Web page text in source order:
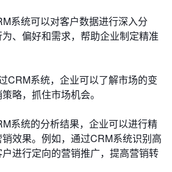
系统可以对客户数据进行深入分
、偏好和需求，帮助企业制定精准
CRM系统，企业可以了解市场的变
略，抓住市场机会。
系统的分析结果，企业可以进行精
效果。例如，通过CRM系统识别高
进行定向的营销推广，提高营销转